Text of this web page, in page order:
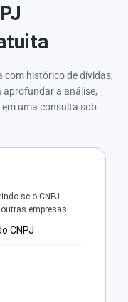
com histórico de dívidas,
a análise,
uma consulta sob
se o CNPJ
empresas.
CNPJ